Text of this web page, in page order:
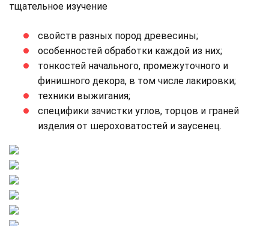
тщательное изучение
свойств разных пород древесины;
особенностей обработки каждой из них;
тонкостей начального, промежуточного и
финишного декора, в том числе лакировки;
техники выжигания;
специфики зачистки углов, торцов и граней
изделия от шероховатостей и заусенец.